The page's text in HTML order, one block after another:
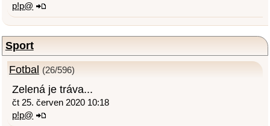
p!p@
Sport
Fotbal (26/596)
Zelená je tráva...
čt 25. červen 2020 10:18
p!p@